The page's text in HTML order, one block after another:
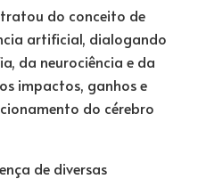
do conceito de
artificial, dialogando
da neurociência e da
impactos, ganhos e
do cérebro
de diversas